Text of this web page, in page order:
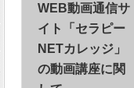
WEB動画通信サ
イト「セラピー
NETカレッジ」
の動画講座に関